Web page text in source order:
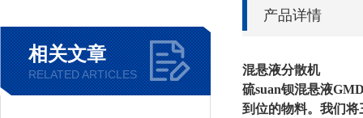
相关文章
RELATED ARTICLES
产品详情
混悬液分散机
硫suan钡混悬液
到位的物料。我们